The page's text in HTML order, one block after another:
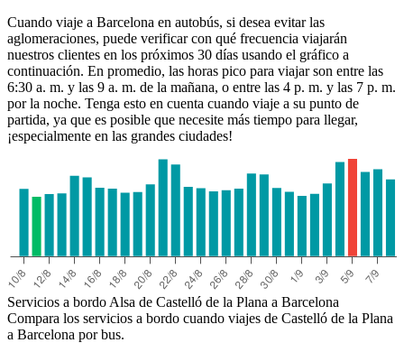
Cuando viaje a Barcelona en autobús, si desea evitar las
aglomeraciones, puede verificar con qué frecuencia viajarán
nuestros clientes en los próximos 30 días usando el gráfico a
continuación. En promedio, las horas pico para viajar son entre las
6:30 a. m. y las 9 a. m. de la mañana, o entre las 4 p. m. y las 7 p. m.
por la noche. Tenga esto en cuenta cuando viaje a su punto de
partida, ya que es posible que necesite más tiempo para llegar,
¡especialmente en las grandes ciudades!
Servicios a bordo Alsa de Castelló de la Plana a Barcelona
Compara los servicios a bordo cuando viajes de Castelló de la Plana
a Barcelona por bus.